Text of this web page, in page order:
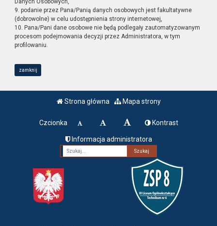
Danych Osobowych,
9. podanie przez Pana/Panią danych osobowych jest fakultatywne
(dobrowolne) w celu udostępnienia strony internetowej,
10. Pana/Pani dane osobowe nie będą podlegały zautomatyzowanym
procesom podejmowania decyzji przez Administratora, w tym
profilowaniu.
zamknij
Strona główna Mapa strony
Czcionka Kontrast
Informacja administratora
Fraza